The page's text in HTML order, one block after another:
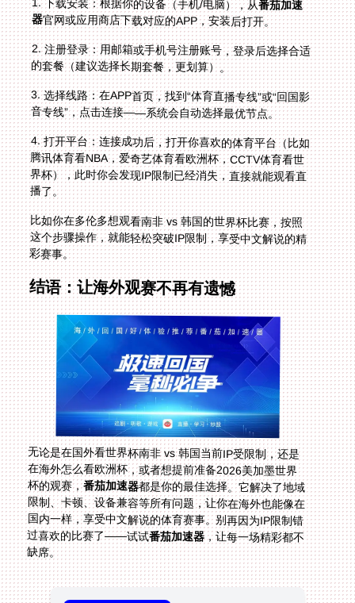
1. 下载安装：根据你的设备（手机/电脑），从番茄加速
器官网或应用商店下载对应的APP，安装后打开。
2. 注册登录：用邮箱或手机号注册账号，登录后选择合适
的套餐（建议选择长期套餐，更划算）。
3. 选择线路：在APP首页，找到“体育直播专线”或“回国影
音专线”，点击连接——系统会自动选择最优节点。
4. 打开平台：连接成功后，打开你喜欢的体育平台（比如
腾讯体育看NBA，爱奇艺体育看欧洲杯，CCTV体育看世
界杯），此时你会发现IP限制已经消失，直接就能观看直
播了。
比如你在多伦多想观看南非 vs 韩国的世界杯比赛，按照
这个步骤操作，就能轻松突破IP限制，享受中文解说的精
彩赛事。
结语：让海外观赛不再有遗憾
无论是在国外看世界杯南非 vs 韩国当前IP受限制，还是
在海外怎么看欧洲杯，或者想提前准备2026美加墨世界
杯的观赛，番茄加速器都是你的最佳选择。它解决了地域
限制、卡顿、设备兼容等所有问题，让你在海外也能像在
国内一样，享受中文解说的体育赛事。别再因为IP限制错
过喜欢的比赛了——试试番茄加速器，让每一场精彩都不
缺席。